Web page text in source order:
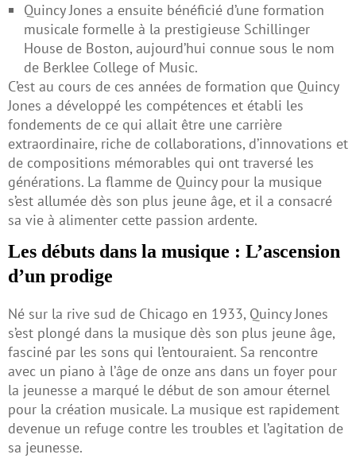
Quincy Jones a ensuite bénéficié d’une formation
musicale formelle à la prestigieuse Schillinger
House de Boston, aujourd’hui connue sous le nom
de Berklee College of Music.
C’est au cours de ces années de formation que Quincy
Jones a développé les compétences et établi les
fondements de ce qui allait être une carrière
extraordinaire, riche de collaborations, d’innovations et
de compositions mémorables qui ont traversé les
générations. La flamme de Quincy pour la musique
s’est allumée dès son plus jeune âge, et il a consacré
sa vie à alimenter cette passion ardente.
Les débuts dans la musique : L’ascension
d’un prodige
Né sur la rive sud de Chicago en 1933, Quincy Jones
s’est plongé dans la musique dès son plus jeune âge,
fasciné par les sons qui l’entouraient. Sa rencontre
avec un piano à l’âge de onze ans dans un foyer pour
la jeunesse a marqué le début de son amour éternel
pour la création musicale. La musique est rapidement
devenue un refuge contre les troubles et l’agitation de
sa jeunesse.